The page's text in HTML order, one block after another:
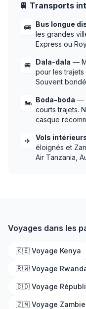
🚆 Transports
🚌 Bus longue
les grandes
Express ou
🚐 Dala-dala —
pour les
Souvent
🏍️ Boda-boda —
courts trajets.
casque
✈️ Vols
éloignés et
Air Tanzania,
Voyages dans les
🇰🇪 Voyage Kenya
🇷🇼 Voyage
🇨🇩 Voyage
🇿🇲 Voyage Zambie